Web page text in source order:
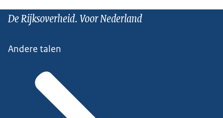
De Rijksoverheid. Voor Nederland
Andere talen